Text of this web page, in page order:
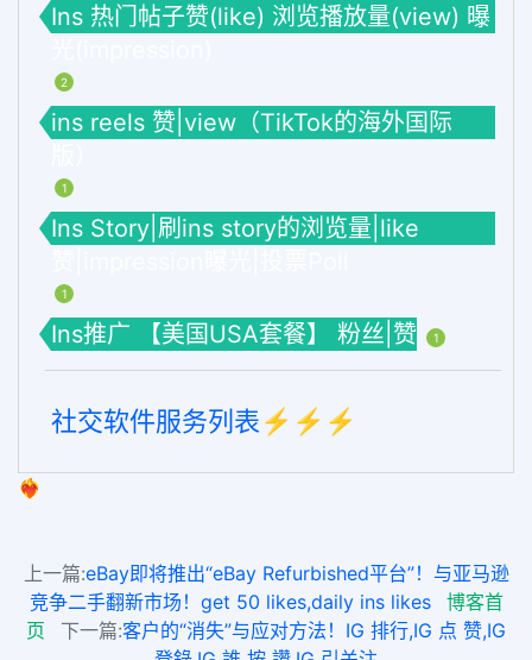
Ins 热门帖子赞(like) 浏览播放量(view) 曝
2
ins reels 赞|view（TikTok的海外国际
1
Ins Story|刷ins story的浏览量|like
1
Ins推广 【美国USA套餐】 粉丝|赞 1
社交软件服务列表⚡️⚡️⚡️
❤️‍🔥
上一篇:eBay即将推出“eBay Refurbished平台”！与亚马逊
竞争二手翻新市场！get 50 likes,daily ins likes
博客首
页
下一篇:客户的“消失”与应对方法！IG 排行,IG 点 赞,IG